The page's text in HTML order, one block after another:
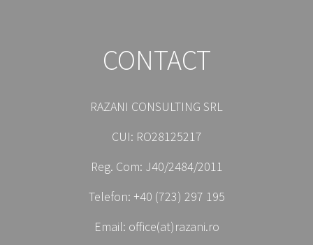
CONTACT
RAZANI CONSULTING SRL
CUI: RO28125217
Reg. Com: J40/2484/2011
Telefon: +40 (723) 297 195
Email: office(at)razani.ro